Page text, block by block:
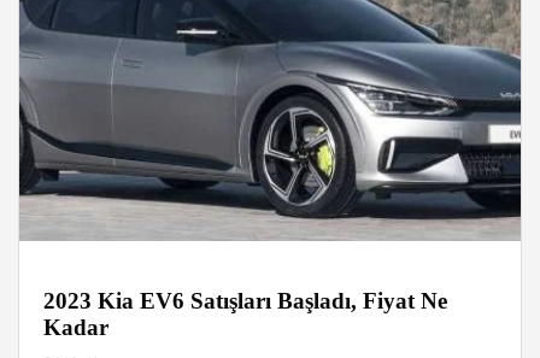
2023 Kia EV6 Satışları Başladı, Fiyat Ne
Kadar